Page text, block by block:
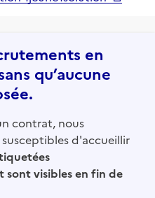
en
qu’aucune
contrat, nous
d'accueillir
sont visibles en fin de